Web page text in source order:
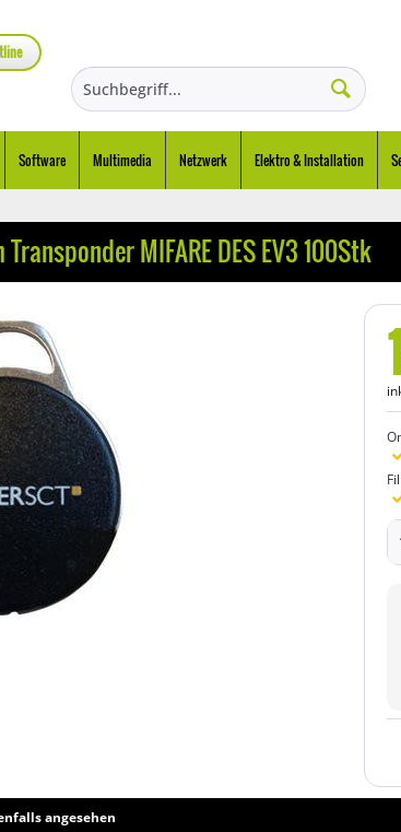
Software Multimedia Netzwerk Elektro & Installation
MIFARE DES EV3 100Stk
angesehen